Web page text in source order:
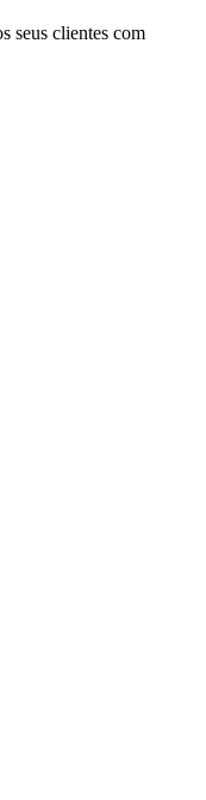
seus clientes com